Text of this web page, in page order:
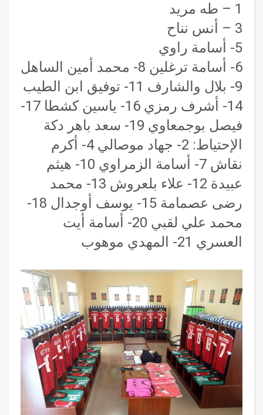
1 – طه مريد
3 – أنس نناح
5- أسامة راوي
6- أسامة ترغلين 8- محمد أمين الساهل
9- بلال والشارف 11- توفيق ابن الطيب
14- أشرف رمزي 16- ياسين كشطا 17-
فيصل بوجمعاوي 19- سعد باهر دكة
الإحتياط: 2- جهاد موصالي 4- أكرم
نقاش 7- أسامة الزمراوي 10- هيثم
عبيدة 12- علاء بلعروش 13- محمد
رضى عصمامة 15- يوسف أوجدال 18-
محمد علي لقبي 20- أسامة أيت
العسري 21- المهدي موهوب